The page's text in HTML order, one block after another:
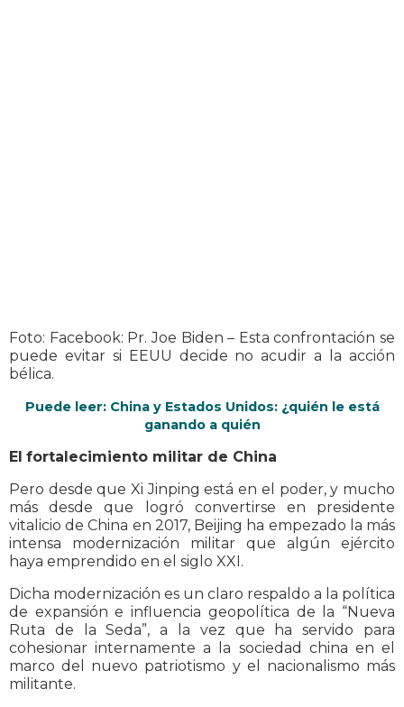
Foto: Facebook: Pr. Joe Biden – Esta confrontación se
puede evitar si EEUU decide no acudir a la acción
bélica.
Puede leer: China y Estados Unidos: ¿quién le está
ganando a quién
El fortalecimiento militar de China
Pero desde que Xi Jinping está en el poder, y mucho
más desde que logró convertirse en presidente
vitalicio de China en 2017, Beijing ha empezado la más
intensa modernización militar que algún ejército
haya emprendido en el siglo XXI.
Dicha modernización es un claro respaldo a la política
de expansión e influencia geopolítica de la “Nueva
Ruta de la Seda”, a la vez que ha servido para
cohesionar internamente a la sociedad china en el
marco del nuevo patriotismo y el nacionalismo más
militante.